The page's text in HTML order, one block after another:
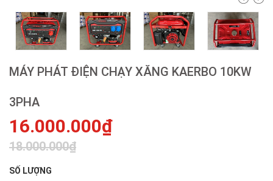
MÁY PHÁT ĐIỆN CHẠY XĂNG KAERBO 10KW
3PHA
16.000.000₫
18.000.000₫
SỐ LƯỢNG